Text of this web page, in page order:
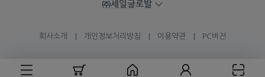
㈜세일글로발
회사소개 개인정보처리방침 이용약관 PC버전